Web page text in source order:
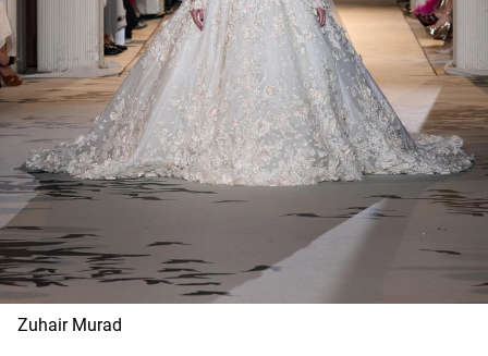
Zuhair Murad